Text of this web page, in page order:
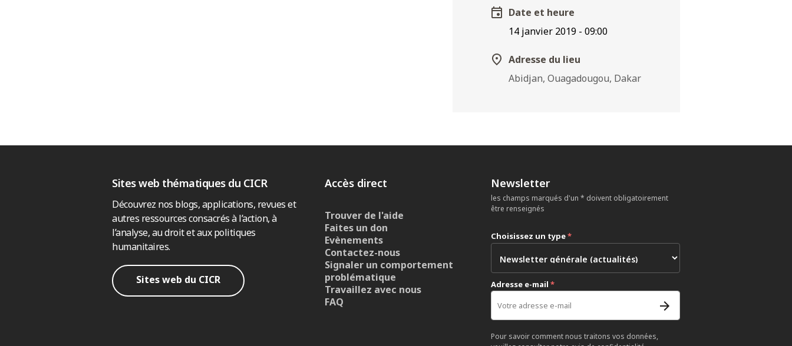
Date et heure
14 janvier 2019 -09:00
Adresse du lieu
Abidjan, Ouagadougou, Dakar
Sites web thématiques du CICR
Découvrez nos blogs, applications, revues et
autres ressources consacrés à l’action, à
l’analyse, au droit et aux politiques
humanitaires.
Sites web du CICR
Accès direct
Trouver de l'aide
Faites un don
Evènements
Contactez-nous
Signaler un comportement
problématique
Travaillez avec nous
FAQ
Newsletter
les champs marqués d'un * doivent obligatoirement
être renseignés
Choisissez un type*
Adresse e-mail *
Pour savoir comment nous traitons vos données,